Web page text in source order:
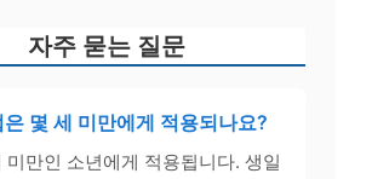
자주 묻는 질문
은 몇 세 미만에게 적용되나요?
미만인 소년에게 적용됩니다. 생일